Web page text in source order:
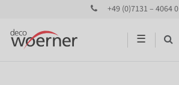
+49 (0)7131 – 4064 0
☰